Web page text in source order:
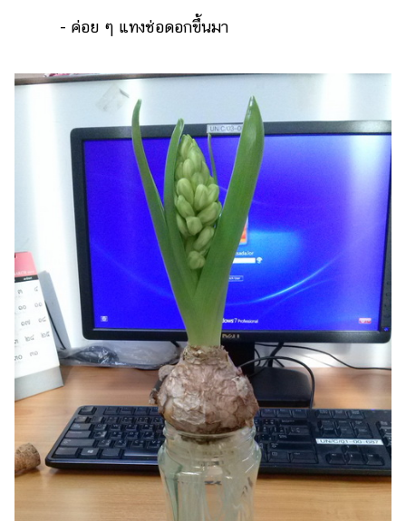
- ค่อย ๆ แทงช่อดอกขึ้นมา